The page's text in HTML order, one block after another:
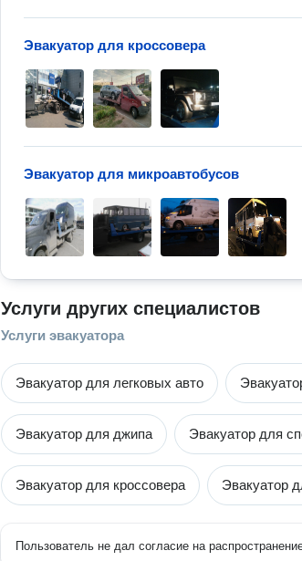
Эвакуатор для кроссовера
Эвакуатор для микроавтобусов
Услуги других специалистов
Услуги эвакуатора
Эвакуатор для легковых авто
Эвакуатор для джипа Эвакуатор для
Эвакуатор для кроссовера Эвакуатор
Пользователь не дал согласие на